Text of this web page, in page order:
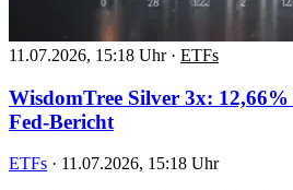
11.07.2026, 15:18 Uhr · ETFs
WisdomTree Silver 3x:
Fed-Bericht
ETFs · 11.07.2026, 15:18 Uhr